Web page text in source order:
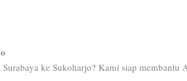
ke Sukoharjo? Kami siap